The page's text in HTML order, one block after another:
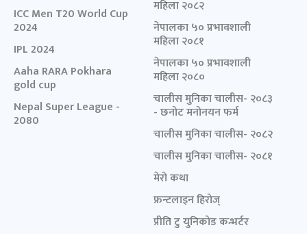
ICC Men T20 World Cup
2024
IPL 2024
Aaha RARA Pokhara
gold cup
Nepal Super League -
2080
महिला २०८२
नेपालका ५० प्रभावशाली
महिला २०८१
नेपालका ५० प्रभावशाली
महिला २०८०
चालीस मुनिका चालीस- २०८३
- छनोट मनोनयन फर्म
चालीस मुनिका चालीस- २०८२
चालीस मुनिका चालीस- २०८१
मेरो कथा
फ्रन्टलाइन हिरोज्
प्रीति टु युनिकोड कन्भर्टर